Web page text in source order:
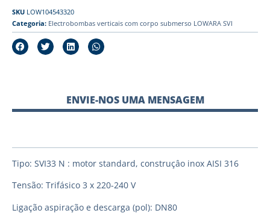
SKU LOW104543320
Categoria: Electrobombas verticais com corpo submerso LOWARA SVI
ENVIE-NOS UMA MENSAGEM
Tipo: SVI33 N : motor standard, construçâo inox AISI 316
Tensão: Trifásico 3 x 220-240 V
Ligação aspiração e descarga (pol): DN80